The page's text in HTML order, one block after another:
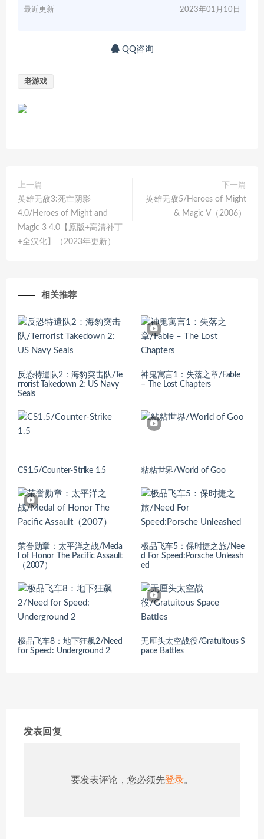
最近更新 2023年01月10日
QQ咨询
老游戏
上一篇
英雄无敌3:死亡阴影
4.0/Heroes of Might and
Magic 3 4.0【原版+高清补丁
+全汉化】（2023年更新）
下一篇
英雄无敌5/Heroes of Might
& Magic V（2006）
相关推荐
反恐特遣队2：海豹突击队/Te
rrorist Takedown 2: US Navy
Seals
神鬼寓言1：失落之章/Fable
– The Lost Chapters
CS1.5/Counter-Strike 1.5 粘粘世界/World of Goo
荣誉勋章：太平洋之战/Meda
l of Honor The Pacific Assault
（2007）
极品飞车5：保时捷之旅/Nee
d For Speed:Porsche Unleash
ed
极品飞车8：地下狂飙2/Need
for Speed: Underground 2
无厘头太空战役/Gratuitous S
pace Battles
发表回复
要发表评论，您必须先登录。